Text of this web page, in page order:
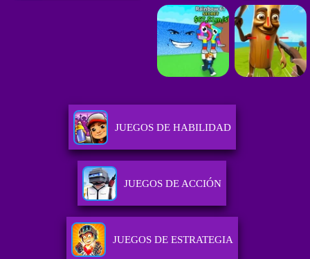
JUEGOS DE HABILIDAD
JUEGOS DE ACCIÓN
JUEGOS DE ESTRATEGIA